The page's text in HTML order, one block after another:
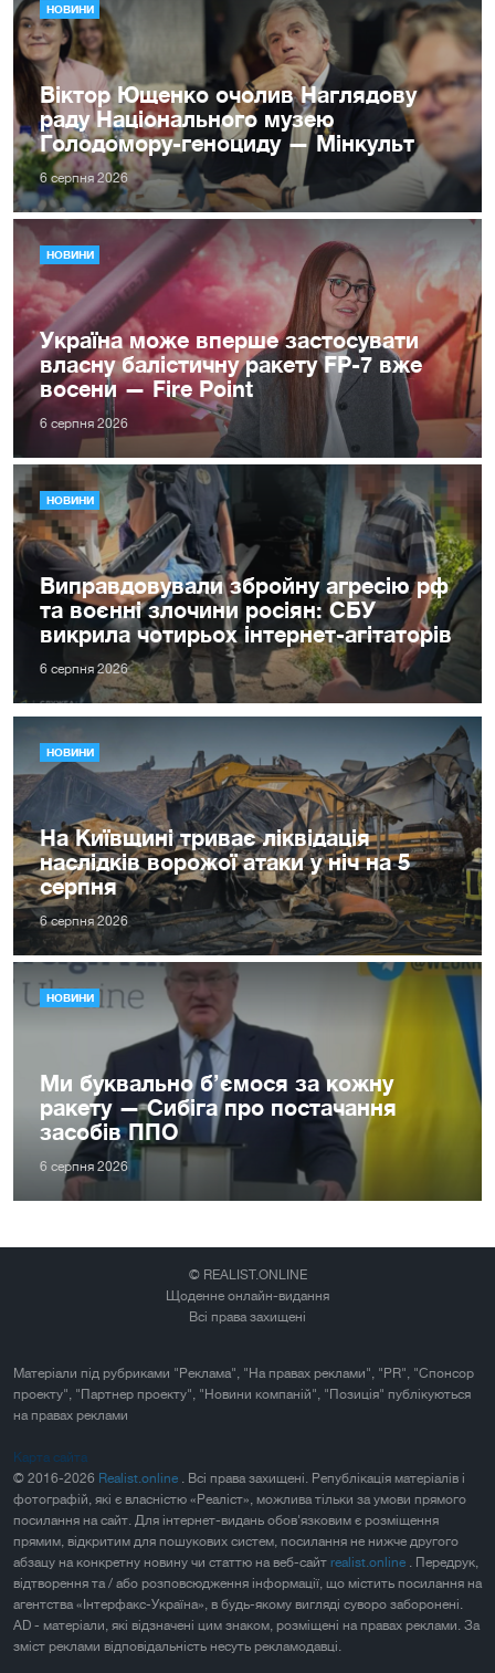
НОВИНИ
Віктор Ющенко очолив Наглядову
раду Національного музею
Голодомору-геноциду — Мінкульт
6 серпня 2026
НОВИНИ
Україна може вперше застосувати
власну балістичну ракету FP-7 вже
восени — Fire Point
6 серпня 2026
НОВИНИ
Виправдовували збройну агресію рф
та воєнні злочини росіян: СБУ
викрила чотирьох інтернет-агітаторів
6 серпня 2026
НОВИНИ
На Київщині триває ліквідація
наслідків ворожої атаки у ніч на 5
серпня
6 серпня 2026
НОВИНИ
Ми буквально б’ємося за кожну
ракету — Сибіга про постачання
засобів ППО
6 серпня 2026
© REALIST.ONLINE
Щоденне онлайн-видання
Всі права захищені
Матеріали під рубриками "Реклама", "На правах реклами", "PR", "Спонсор
проекту", "Партнер проекту", "Новини компаній", "Позиція" публікуються
на правах реклами
Карта сайта
© 2016-2026 Realist.online
. Всі права захищені. Републікація матеріалів і
фотографій, які є власністю «Реаліст», можлива тільки за умови прямого
посилання на сайт. Для інтернет-видань обов'язковим є розміщення
прямим, відкритим для пошукових систем, посилання не нижче другого
абзацу на конкретну новину чи статтю на веб-сайт realist.online
. Передрук,
відтворення та / або розповсюдження інформації, що містить посилання на
агентства «Інтерфакс-Україна», в будь-якому вигляді суворо заборонені.
AD - матеріали, які відзначені цим знаком, розміщені на правах реклами. За
зміст реклами відповідальність несуть рекламодавці.